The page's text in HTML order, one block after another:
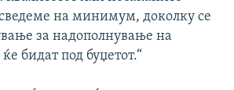
на минимум, доколку се
за надополнување на
бидат под буџетот.“